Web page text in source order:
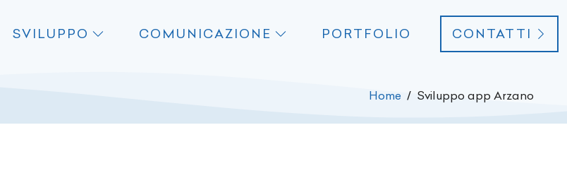
SVILUPPO COMUNICAZIONE PORTFOLIO CONTATTI
Home Sviluppo app Arzano